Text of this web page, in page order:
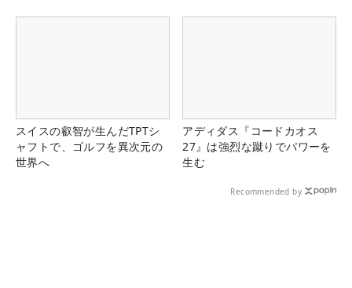
スイスの叡智が生んだTPTシ
ャフトで、ゴルフを異次元の
世界へ
アディダス『コードカオス
27』は強烈な蹴りでパワーを
生む
Recommended by